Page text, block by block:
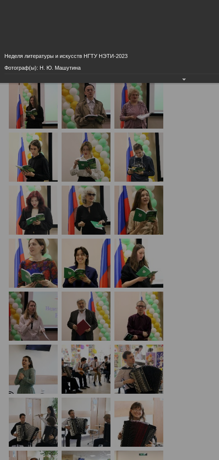
Неделя литературы и искусств НГТУ НЭТИ-2023
Фотограф(ы): Н. Ю. Машутина